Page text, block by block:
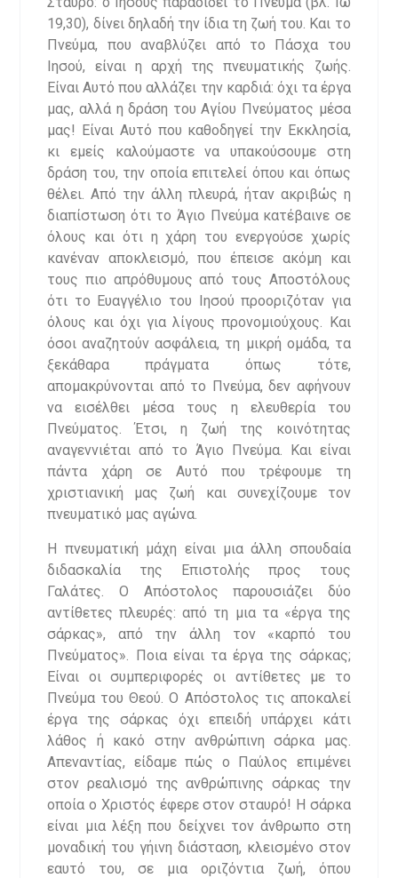
19,30), δίνει δηλαδή την ίδια τη ζωή του. Και το
Πνεύμα, που αναβλύζει από το Πάσχα του
Ιησού, είναι η αρχή της πνευματικής ζωής.
Είναι Αυτό που αλλάζει την καρδιά: όχι τα έργα
μας, αλλά η δράση του Αγίου Πνεύματος μέσα
μας! Είναι Αυτό που καθοδηγεί την Εκκλησία,
κι εμείς καλούμαστε να υπακούσουμε στη
δράση του, την οποία επιτελεί όπου και όπως
θέλει. Από την άλλη πλευρά, ήταν ακριβώς η
διαπίστωση ότι το Άγιο Πνεύμα κατέβαινε σε
όλους και ότι η χάρη του ενεργούσε χωρίς
κανέναν αποκλεισμό, που έπεισε ακόμη και
τους πιο απρόθυμους από τους Αποστόλους
ότι το Ευαγγέλιο του Ιησού προοριζόταν για
όλους και όχι για λίγους προνομιούχους. Και
όσοι αναζητούν ασφάλεια, τη μικρή ομάδα, τα
ξεκάθαρα πράγματα όπως τότε,
απομακρύνονται από το Πνεύμα, δεν αφήνουν
να εισέλθει μέσα τους η ελευθερία του
Πνεύματος. Έτσι, η ζωή της κοινότητας
αναγεννιέται από το Άγιο Πνεύμα. Και είναι
πάντα χάρη σε Αυτό που τρέφουμε τη
χριστιανική μας ζωή και συνεχίζουμε τον
πνευματικό μας αγώνα.
Η πνευματική μάχη είναι μια άλλη σπουδαία
διδασκαλία της Επιστολής προς τους
Γαλάτες. Ο Απόστολος παρουσιάζει δύο
αντίθετες πλευρές: από τη μια τα «έργα της
σάρκας», από την άλλη τον «καρπό του
Πνεύματος». Ποια είναι τα έργα της σάρκας;
Είναι οι συμπεριφορές οι αντίθετες με το
Πνεύμα του Θεού. Ο Απόστολος τις αποκαλεί
έργα της σάρκας όχι επειδή υπάρχει κάτι
λάθος ή κακό στην ανθρώπινη σάρκα μας.
Απεναντίας, είδαμε πώς ο Παύλος επιμένει
στον ρεαλισμό της ανθρώπινης σάρκας την
οποία ο Χριστός έφερε στον σταυρό! Η σάρκα
είναι μια λέξη που δείχνει τον άνθρωπο στη
μοναδική του γήινη διάσταση, κλεισμένο στον
εαυτό του, σε μια οριζόντια ζωή, όπου